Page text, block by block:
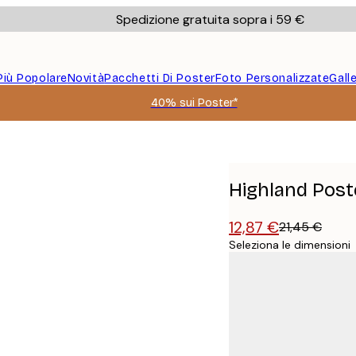
Spedizione gratuita sopra i 59 €
PopolareNovitàPacchetti Di PosterFoto Personalizzate
40% sui Poster*
Highland
12,87 €21,45 €
Seleziona le dimensioni